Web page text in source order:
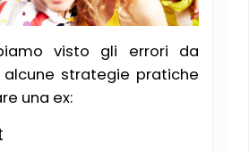
visto gli errori da
strategie pratiche
una ex: